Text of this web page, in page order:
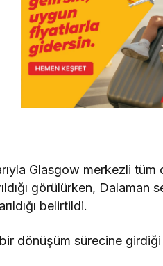
Glasgow merkezli tüm
görülürken, Dalaman
belirtildi.
dönüşüm sürecine girdiği